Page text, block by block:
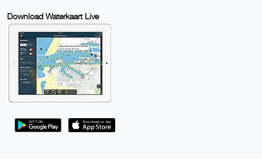
Download Waterkaart Live